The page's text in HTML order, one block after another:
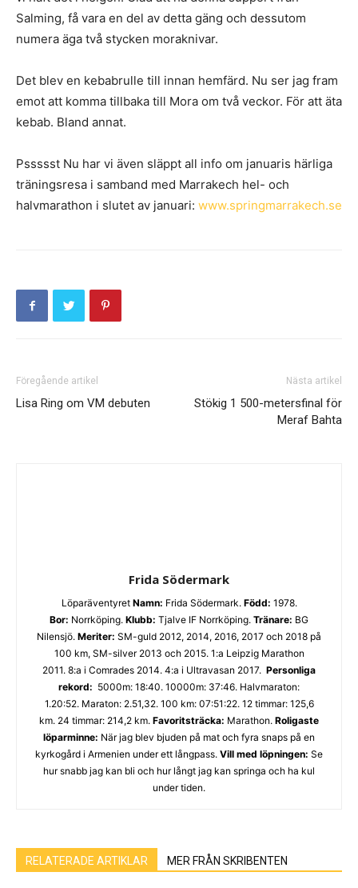
Salming, få vara en del av detta gäng och dessutom
numera äga två stycken moraknivar.
Det blev en kebabrulle till innan hemfärd. Nu ser jag fram
emot att komma tillbaka till Mora om två veckor. För att äta
kebab. Bland annat.
Pssssst Nu har vi även släppt all info om januaris härliga
träningsresa i samband med Marrakech hel- och
halvmarathon i slutet av januari: www.springmarrakech.se
Föregående artikel
Lisa Ring om VM debuten
Nästa artikel
Stökig 1 500-metersfinal för
Meraf Bahta
Frida Södermark
Löparäventyret Namn: Frida Södermark. Född: 1978.
Bor: Norrköping. Klubb: Tjalve IF Norrköping. Tränare: BG
Nilensjö. Meriter: SM-guld 2012, 2014, 2016, 2017 och 2018 på
100 km, SM-silver 2013 och 2015. 1:a Leipzig Marathon
2011. 8:a i Comrades 2014. 4:a i Ultravasan 2017. Personliga
rekord: 5000m: 18:40. 10000m: 37:46. Halvmaraton:
1.20:52. Maraton: 2.51,32. 100 km: 07:51:22. 12 timmar: 125,6
km. 24 timmar: 214,2 km. Favoritsträcka: Marathon. Roligaste
löparminne: När jag blev bjuden på mat och fyra snaps på en
kyrkogård i Armenien under ett långpass. Vill med löpningen: Se
hur snabb jag kan bli och hur långt jag kan springa och ha kul
under tiden.
RELATERADE ARTIKLAR MER FRÅN SKRIBENTEN